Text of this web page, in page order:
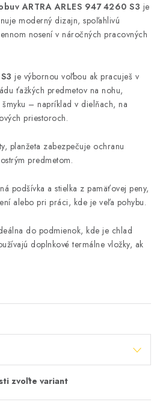
ARTRA ARLES 947 4260 S3 je
moderný dizajn, spoľahlivú
nosení v náročných pracovných
je výbornou voľbou ak pracuješ v
ťažkých predmetov na nohu,
– napríklad v dielňach, na
priestoroch.
planžeta zabezpečuje ochranu
predmetom.
podšívka a stielka z pamäťovej peny,
alebo pri práci, kde je veľa pohybu.
do podmienok, kde je chlad
doplnkové termálne vložky, ak